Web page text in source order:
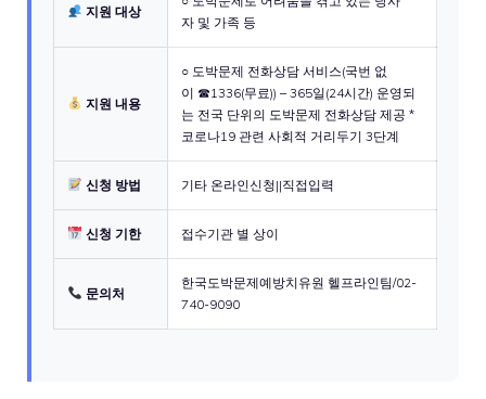
지원 대상
자 및 가족 등
지원 내용
○ 도박문제 전화상담 서비스(국번 없
이 ☎1336(무료)) – 365일(24시간) 운영되
는 전국 단위의 도박문제 전화상담 제공 *
코로나19 관련 사회적 거리두기 3단계
신청 방법 기타 온라인신청||직접입력
신청 기한 접수기관 별 상이
문의처
한국도박문제예방치유원 헬프라인팀/02-
740-9090